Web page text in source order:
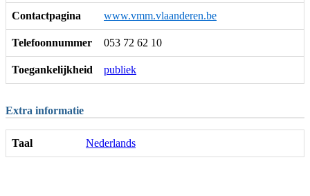
Contactpagina www.vmm.vlaanderen.be
Telefoonnummer 053 72 62 10
Toegankelijkheid publiek
Extra informatie
Taal Nederlands